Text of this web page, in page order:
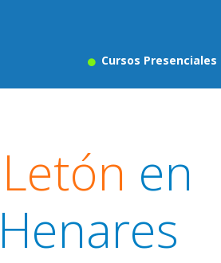
Cursos Presenciales
en